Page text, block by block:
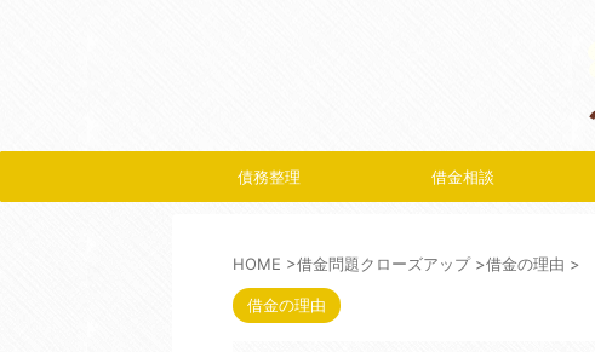
債務整理 借金相談
HOME >借金問題クローズアップ >借金の理由 >
借金の理由